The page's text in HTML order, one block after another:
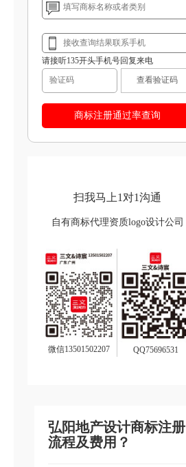
请接听135开头手机号回复来电
查看验证码
扫我马上1对1沟通
自有商标代理资质logo设计公司
微信13501502207 QQ75696531
弘阳地产设计商标注册
流程及费用？